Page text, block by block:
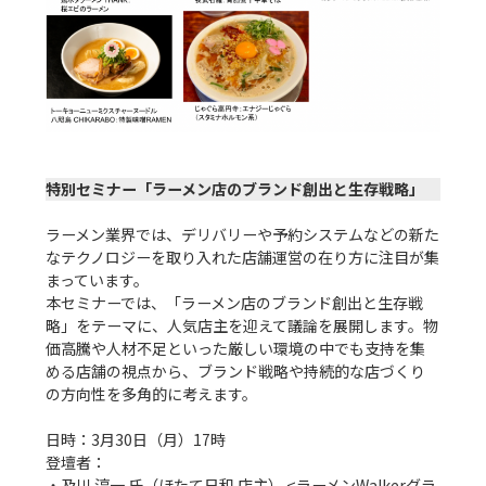
特別セミナー「ラーメン店のブランド創出と生存戦略」
ラーメン業界では、デリバリーや予約システムなどの新た
なテクノロジーを取り入れた店舗運営の在り方に注目が集
まっています。
本セミナーでは、「ラーメン店のブランド創出と生存戦
略」をテーマに、人気店主を迎えて議論を展開します。物
価高騰や人材不足といった厳しい環境の中でも支持を集
める店舗の視点から、ブランド戦略や持続的な店づくり
の方向性を多角的に考えます。
日時：3月30日（月）17時
登壇者：